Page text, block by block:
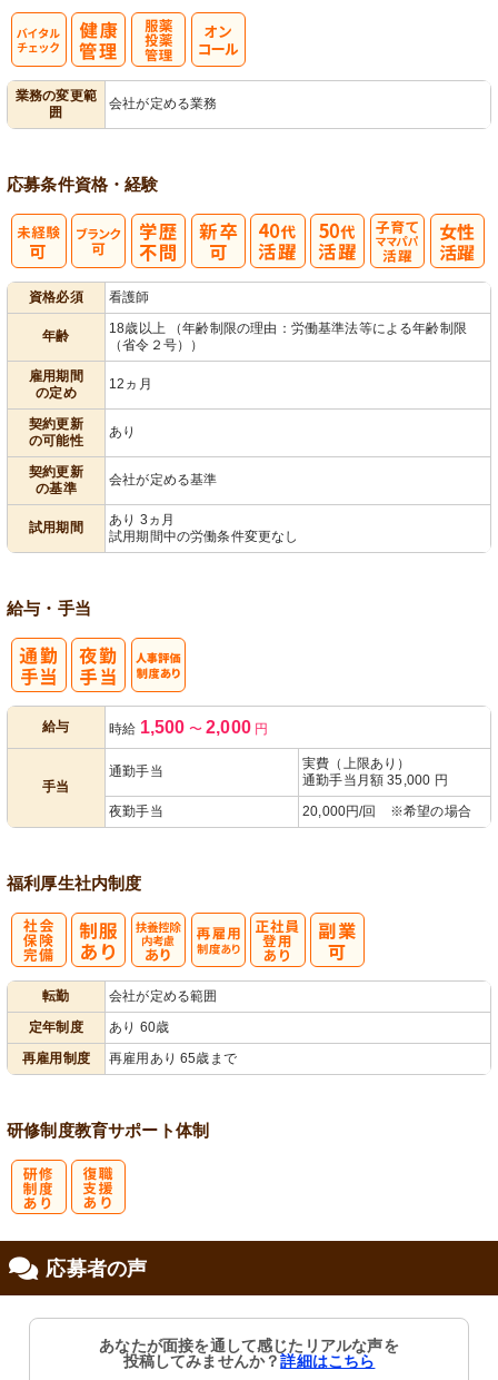
業務の変更範
囲
会社が定める業務
応募条件資格・経験
資格必須 看護師
年齢
18歳以上 （年齢制限の理由：労働基準法等による年齢制限
（省令２号））
雇用期間
の定め
12ヵ月
契約更新
の可能性
あり
契約更新
の基準
会社が定める基準
試用期間
あり 3ヵ月
試用期間中の労働条件変更なし
給与・手当
給与 時給 1,500 〜 2,000円
手当
通勤手当
実費（上限あり）
通勤手当月額 35,000 円
夜勤手当
20,000円/回 ※希望の場合
福利厚生社内制度
転勤
会社が定める範囲
定年制度
あり 60歳
再雇用制度
再雇用あり 65歳まで
研修制度教育サポート体制
応募者の声
あなたが面接を通して感じたリアルな声を
投稿してみませんか？詳細はこちら